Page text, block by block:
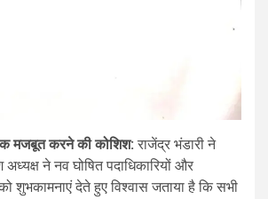
मजबूत करने की कोशिश: राजेंद्र भंडारी ने
अध्यक्ष ने नव घोषित पदाधिकारियों और
शुभकामनाएं देते हुए विश्वास जताया है कि सभी